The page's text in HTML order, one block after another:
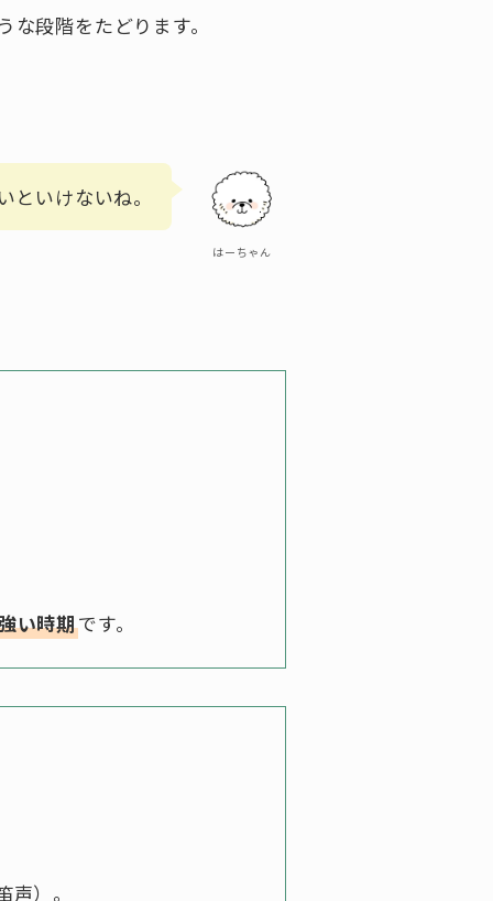
段階をたどります。
はーちゃん
いけないね。
い時期です。
）。